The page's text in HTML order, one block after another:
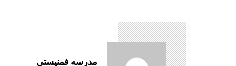
ب
ر
مدرسه فمنیستی